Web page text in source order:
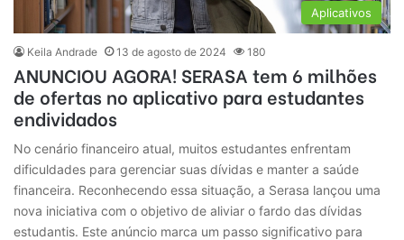
Aplicativos
Keila Andrade 13 de agosto de 2024 180
ANUNCIOU AGORA! SERASA tem 6 milhões
de ofertas no aplicativo para estudantes
endividados
No cenário financeiro atual, muitos estudantes enfrentam
dificuldades para gerenciar suas dívidas e manter a saúde
financeira. Reconhecendo essa situação, a Serasa lançou uma
nova iniciativa com o objetivo de aliviar o fardo das dívidas
estudantis. Este anúncio marca um passo significativo para